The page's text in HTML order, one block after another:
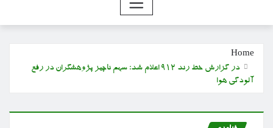
Home
در گزارش خط رند ۹۱۲ اعلام شد؛ سهم ناچیز پژوهشگران در رفع
آلودگی هوا